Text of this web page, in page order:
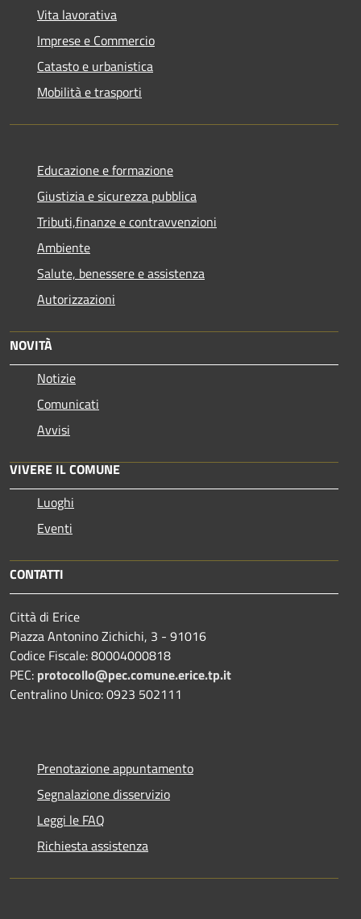
Vita lavorativa
Imprese e Commercio
Catasto e urbanistica
Mobilità e trasporti
Educazione e formazione
Giustizia e sicurezza pubblica
Tributi,finanze e contravvenzioni
Ambiente
Salute, benessere e assistenza
Autorizzazioni
NOVITÀ
Notizie
Comunicati
Avvisi
VIVERE IL COMUNE
Luoghi
Eventi
CONTATTI
Città di Erice
Piazza Antonino Zichichi, 3 - 91016
Codice Fiscale: 80004000818
PEC: protocollo@pec.comune.erice.tp.it
Centralino Unico: 0923 502111
Prenotazione appuntamento
Segnalazione disservizio
Leggi le FAQ
Richiesta assistenza